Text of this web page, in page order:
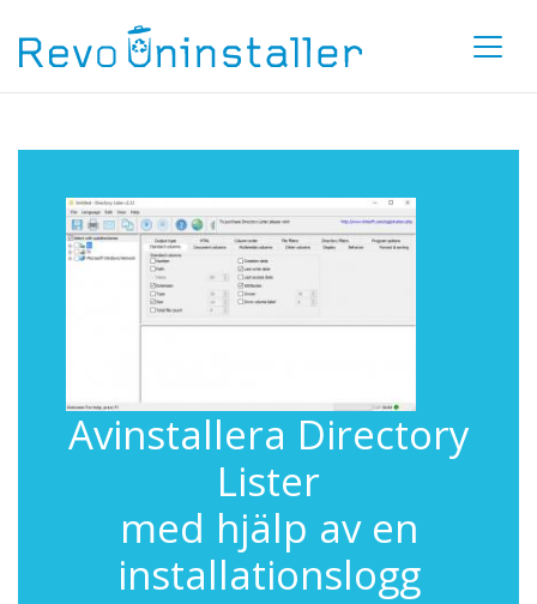
Avinstallera Directory
Lister
med hjälp av en
installationslogg